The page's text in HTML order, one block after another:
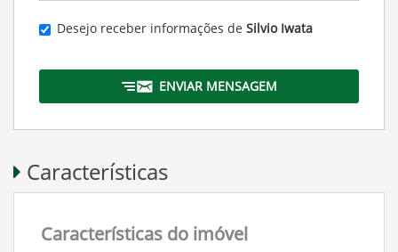
Desejo receber informações de Silvio Iwata
ENVIAR MENSAGEM
Características
Características do imóvel